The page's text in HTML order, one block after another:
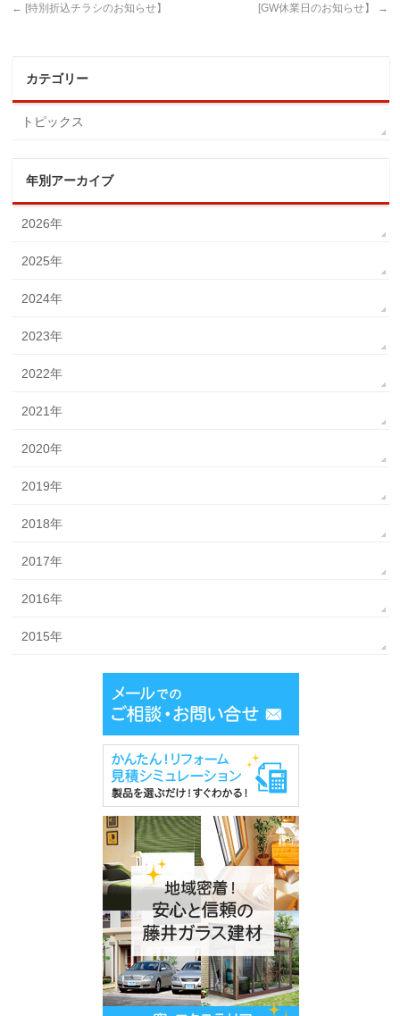
← [特別折込チラシのお知らせ】 [GW休業日のお知らせ】 →
カテゴリー
トピックス
年別アーカイブ
2026年
2025年
2024年
2023年
2022年
2021年
2020年
2019年
2018年
2017年
2016年
2015年